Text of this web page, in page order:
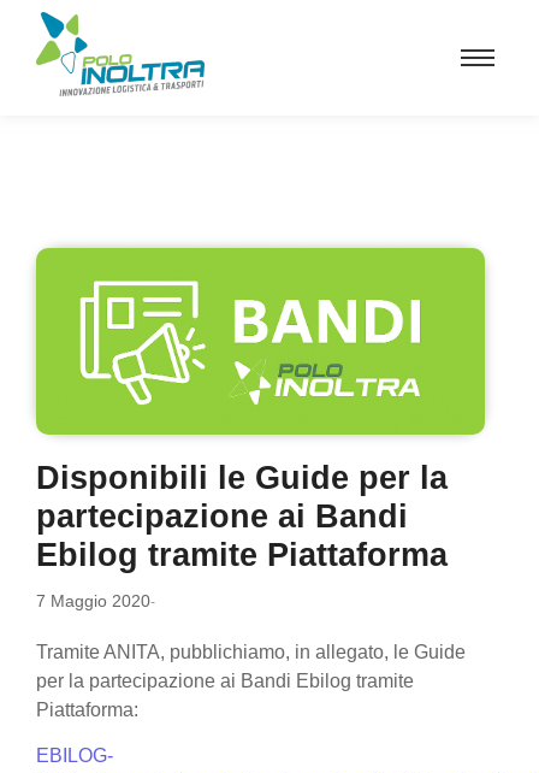
Disponibili le Guide per la
partecipazione ai Bandi
Ebilog tramite Piattaforma
7 Maggio 2020-
Tramite ANITA, pubblichiamo, in allegato, le Guide
per la partecipazione ai Bandi Ebilog tramite
Piattaforma:
EBILOG-